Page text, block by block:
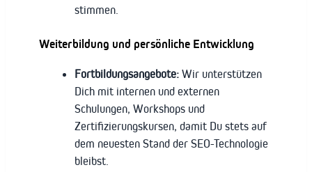
stimmen.
Weiterbildung und persönliche Entwicklung
Fortbildungsangebote: Wir unterstützen
Dich mit internen und externen
Schulungen, Workshops und
Zertifizierungskursen, damit Du stets auf
dem neuesten Stand der SEO-Technologie
bleibst.